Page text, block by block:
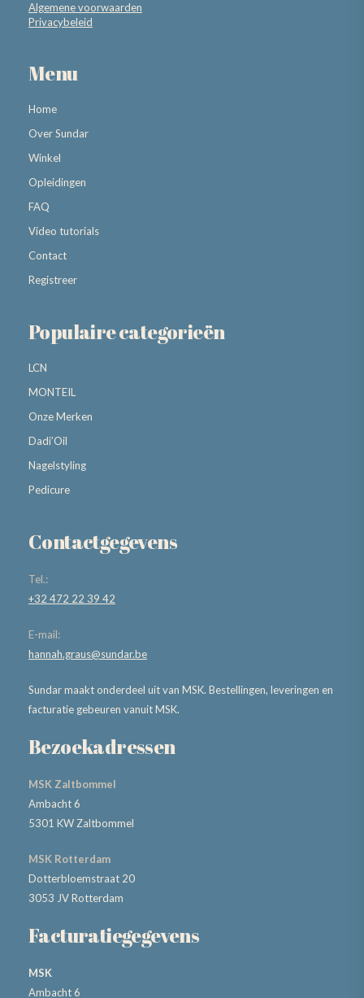
Algemene voorwaarden
Privacybeleid
Menu
Home
Over Sundar
Winkel
Opleidingen
FAQ
Video tutorials
Contact
Registreer
Populaire categorieën
LCN
MONTEIL
Onze Merken
Dadi’Oil
Nagelstyling
Pedicure
Contactgegevens
Tel.:
+32 472 22 39 42
E-mail:
hannah.graus@sundar.be
Sundar maakt onderdeel uit van MSK. Bestellingen, leveringen en
facturatie gebeuren vanuit MSK.
Bezoekadressen
MSK Zaltbommel
Ambacht 6
5301 KW Zaltbommel
MSK Rotterdam
Dotterbloemstraat 20
3053 JV Rotterdam
Facturatiegegevens
MSK
Ambacht 6